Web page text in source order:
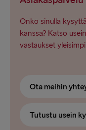
Onko sinulla
kanssa? Katso
vastaukset
Ota meihin
Tutustu usein